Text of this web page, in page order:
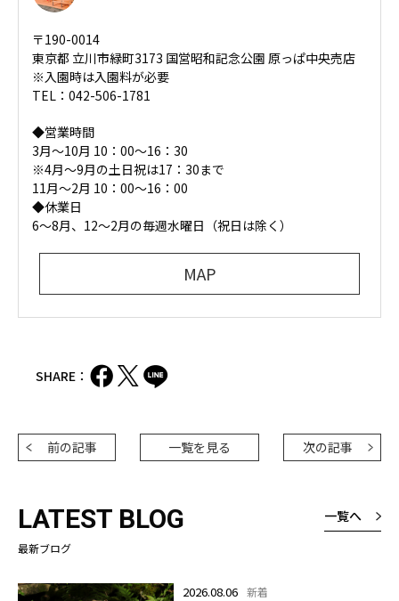
〒190-0014
東京都 立川市緑町3173 国営昭和記念公園 原っぱ中央売店
※入園時は入園料が必要
TEL：042-506-1781
◆営業時間
3月～10月 10：00～16：30
※4月～9月の土日祝は17：30まで
11月～2月 10：00～16：00
◆休業日
6～8月、12〜2月の毎週水曜日（祝日は除く）
MAP
SHARE：
前の記事 一覧を見る 次の記事
LATEST BLOG
最新ブログ
一覧へ
2026.08.06 新着